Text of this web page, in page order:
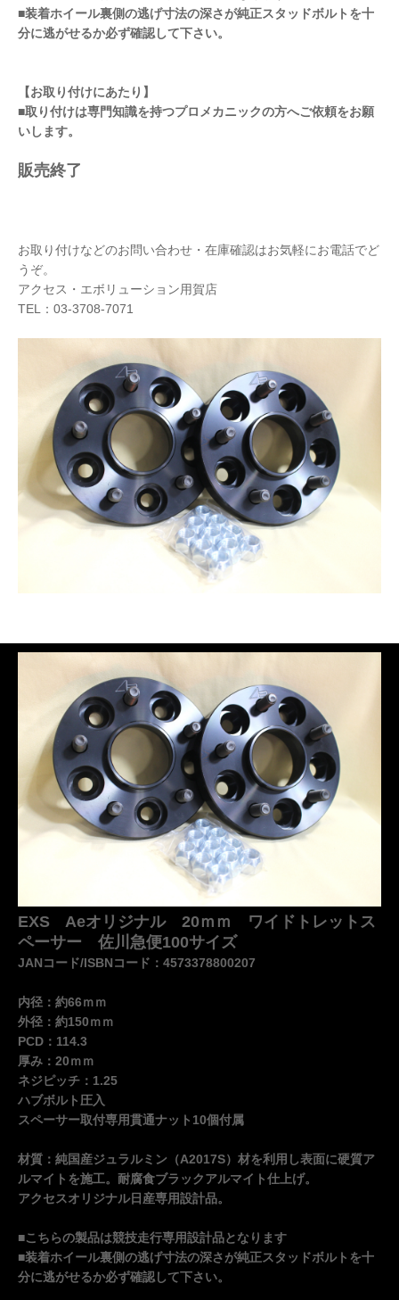
■装着ホイール裏側の逃げ寸法の深さが純正スタッドボルトを十
分に逃がせるか必ず確認して下さい。
【お取り付けにあたり】
■取り付けは専門知識を持つプロメカニックの方へご依頼をお願
いします。
販売終了
お取り付けなどのお問い合わせ・在庫確認はお気軽にお電話でど
うぞ。
アクセス・エボリューション用賀店
TEL：03-3708-7071
EXS Aeオリジナル 20ｍｍ ワイドトレットス
ペーサー 佐川急便100サイズ
JANコード/ISBNコード：4573378800207
内径：約66ｍｍ
外径：約150ｍｍ
PCD：114.3
厚み：20ｍｍ
ネジピッチ：1.25
ハブボルト圧入
スペーサー取付専用貫通ナット10個付属
材質：純国産ジュラルミン（A2017S）材を利用し表面に硬質ア
ルマイトを施工。耐腐食ブラックアルマイト仕上げ。
アクセスオリジナル日産専用設計品。
■こちらの製品は競技走行専用設計品となります
■装着ホイール裏側の逃げ寸法の深さが純正スタッドボルトを十
分に逃がせるか必ず確認して下さい。